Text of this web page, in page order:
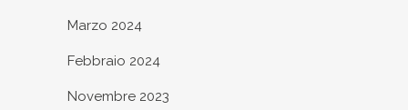
Marzo 2024
Febbraio 2024
Novembre 2023